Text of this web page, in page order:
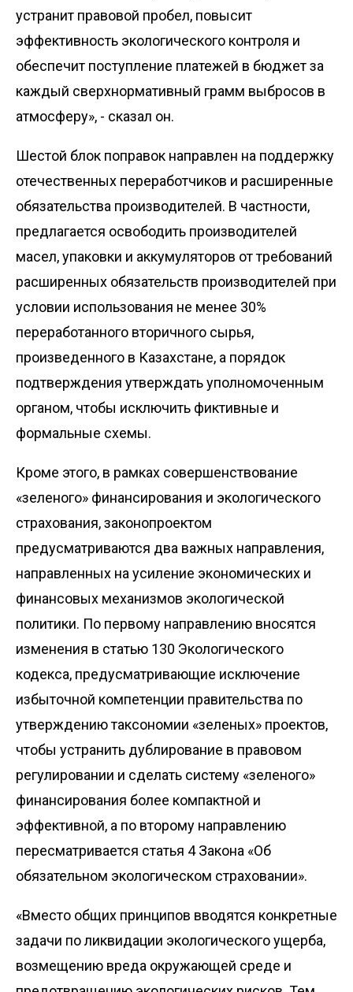
устранит правовой пробел, повысит
эффективность экологического контроля и
обеспечит поступление платежей в бюджет за
каждый сверхнормативный грамм выбросов в
атмосферу», - сказал он.
Шестой блок поправок направлен на поддержку
отечественных переработчиков и расширенные
обязательства производителей. В частности,
предлагается освободить производителей
масел, упаковки и аккумуляторов от требований
расширенных обязательств производителей при
условии использования не менее 30%
переработанного вторичного сырья,
произведенного в Казахстане, а порядок
подтверждения утверждать уполномоченным
органом, чтобы исключить фиктивные и
формальные схемы.
Кроме этого, в рамках совершенствование
«зеленого» финансирования и экологического
страхования, законопроектом
предусматриваются два важных направления,
направленных на усиление экономических и
финансовых механизмов экологической
политики. По первому направлению вносятся
изменения в статью 130 Экологического
кодекса, предусматривающие исключение
избыточной компетенции правительства по
утверждению таксономии «зеленых» проектов,
чтобы устранить дублирование в правовом
регулировании и сделать систему «зеленого»
финансирования более компактной и
эффективной, а по второму направлению
пересматривается статья 4 Закона «Об
обязательном экологическом страховании».
«Вместо общих принципов вводятся конкретные
задачи по ликвидации экологического ущерба,
возмещению вреда окружающей среде и